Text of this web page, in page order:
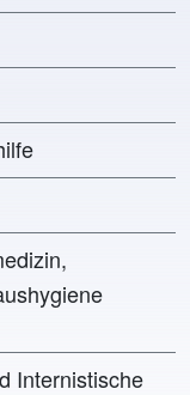
Internistische